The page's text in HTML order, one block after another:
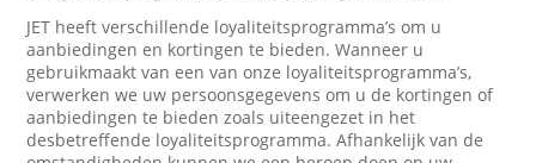
JET heeft verschillende loyaliteitsprogramma’s om u
aanbiedingen en kortingen te bieden. Wanneer u
gebruikmaakt van een van onze loyaliteitsprogramma’s,
verwerken we uw persoonsgegevens om u de kortingen of
aanbiedingen te bieden zoals uiteengezet in het
desbetreffende loyaliteitsprogramma. Afhankelijk van de